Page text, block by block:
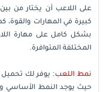
على اللاعب أن يختار من
كبيرة في المهارات والقوة،
بشكل كامل على مهارة
المختلفة المتوافرة.
نمط اللعب:
حيث يوجد النمط الأساسي